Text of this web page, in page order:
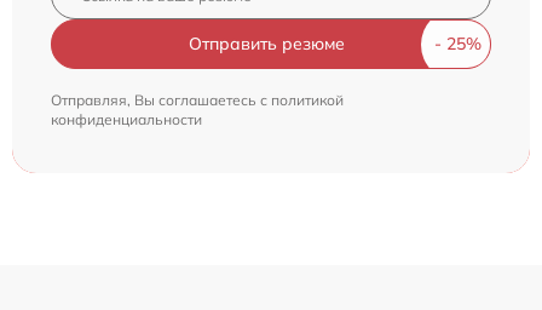
Отправить резюме
Отправляя, Вы соглашаетесь с политикой
конфиденциальности